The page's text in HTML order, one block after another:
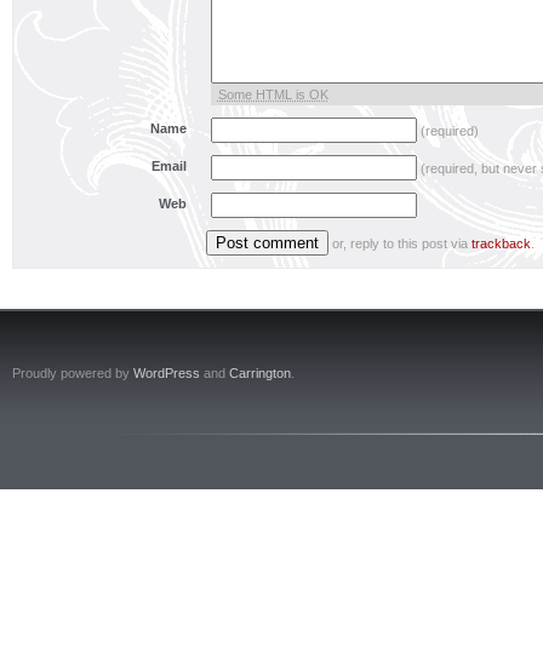
Some HTML is OK
Name (required)
Email (required, but never
Web
or, reply to this post via trackback
Proudly powered by WordPress and Carrington